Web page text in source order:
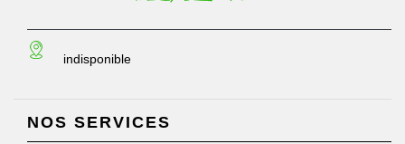
indisponible
NOS SERVICES